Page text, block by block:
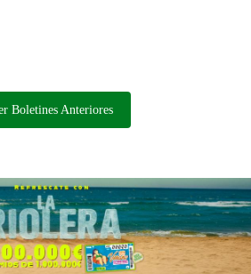
el emprendimiento, a través
como la energía,
Boletines Anteriores